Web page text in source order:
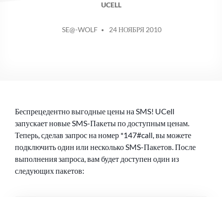
UCELL
ОТ
SE@-WOLF 24 НОЯБРЯ 2010
Беспрецедентно выгодные цены на SMS! UCell
запускает новые SMS-Пакеты по доступным ценам.
Теперь, сделав запрос на номер *147#call, вы можете
подключить один или несколько SMS-Пакетов. После
выполнения запроса, вам будет доступен один из
следующих пакетов: